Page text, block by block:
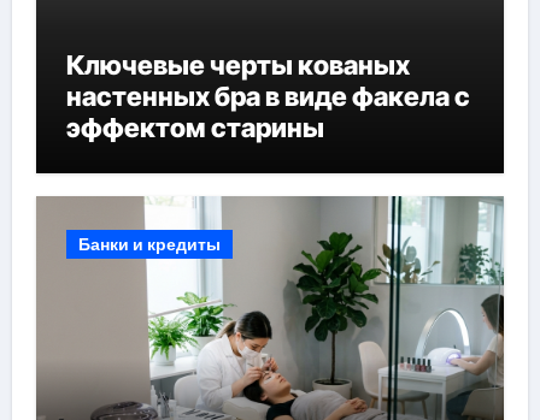
Ключевые черты кованых
настенных бра в виде факела с
эффектом старины
Банки и кредиты